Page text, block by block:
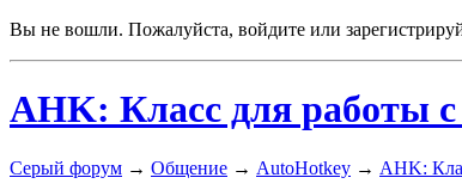
Вы не вошли. Пожалуйста, войдите или
AHK: Класс для работы
Серый форум → Общение → AutoHotkey → AHK: